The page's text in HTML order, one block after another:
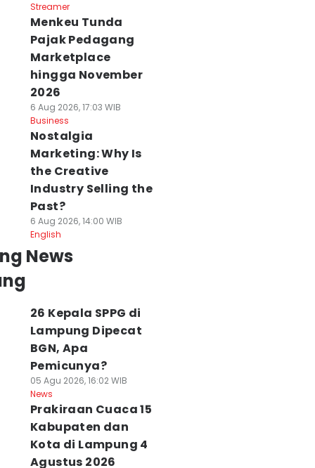
Streamer
Menkeu Tunda
Pajak Pedagang
Marketplace
hingga November
2026
6 Aug 2026, 17:03 WIB
Business
Nostalgia
Marketing: Why Is
the Creative
Industry Selling the
Past?
6 Aug 2026, 14:00 WIB
English
News
26 Kepala SPPG di
Lampung Dipecat
BGN, Apa
Pemicunya?
05 Agu 2026, 16:02 WIB
News
Prakiraan Cuaca 15
Kabupaten dan
Kota di Lampung 4
Agustus 2026